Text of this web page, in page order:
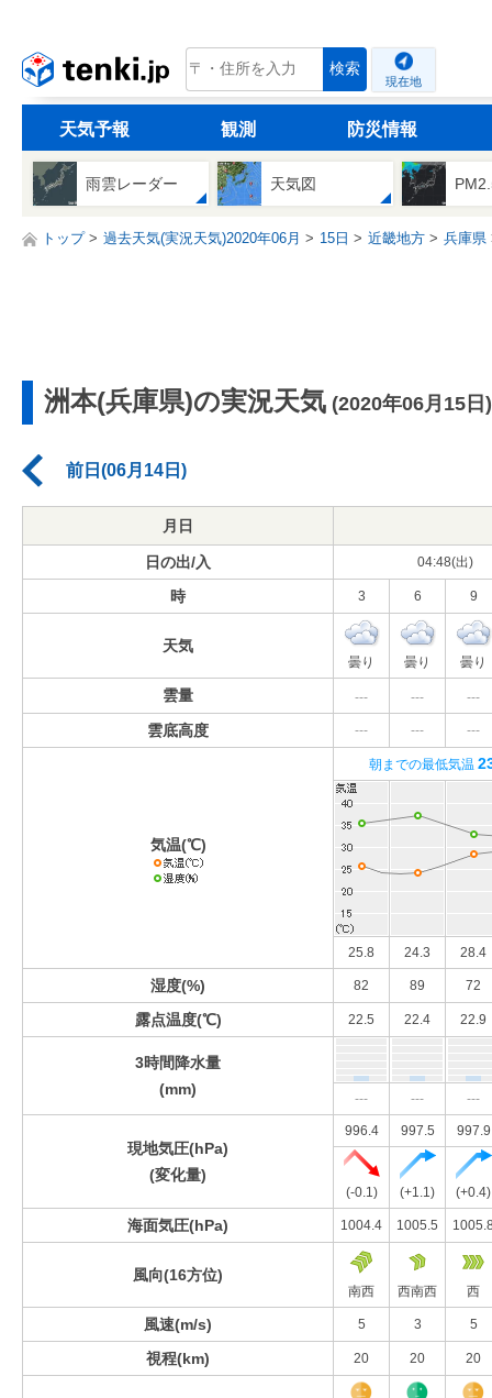
tenki.jp 検索
現在地
天気予報 観測 防災情報
雨雲レーダー 天気図
トップ 過去天気(実況天気)2020年06月 15日 近畿地方 兵庫県
洲本(兵庫県)の実況天気 (2020年06月15日)
前日(06月14日)
月日
日の出/入 04:48(出)
時 3 6 9
天気
曇り 曇り 曇り
雲量 --- --- ---
雲底高度 --- --- ---
気温(℃)
朝までの最低気温
25.8 24.3 28.4
湿度(%) 82 89 72
露点温度(℃) 22.5 22.4 22.9
3時間降水量
(mm)
--- --- ---
現地気圧(hPa)
(変化量)
996.4 997.5 997.9
(-0.1) (+1.1) (+0.4)
海面気圧(hPa) 1004.4 1005.5
風向(16方位)
南西 西南西 西
風速(m/s) 5 3 5
視程(km) 20 20 20